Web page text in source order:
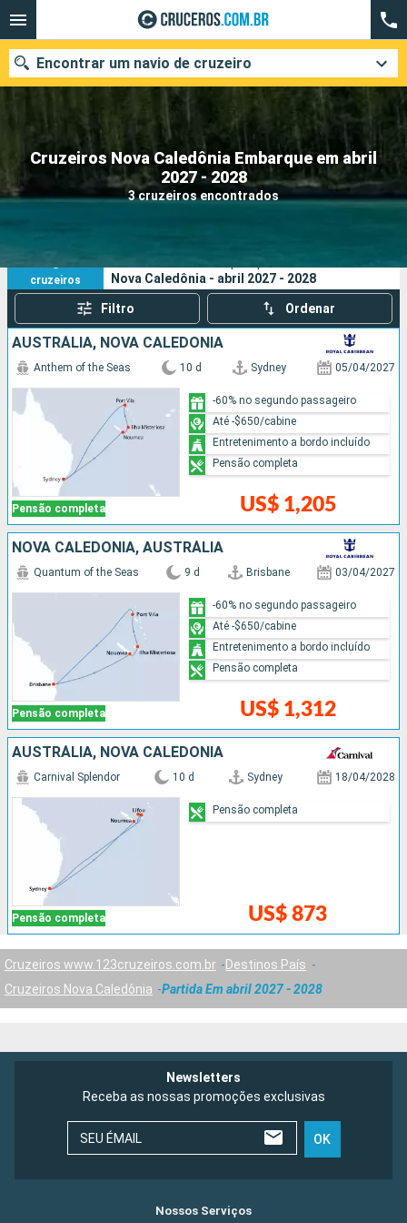
Cruzeiros Nova Caledônia Embarque em abril
2027 - 2028
3 cruzeiros encontrados
Encontrar um navio de cruzeiro
Quando ir?
Data de partida
Pesquisar
3
cruzeiros
Nova Caledônia - abril 2027 - 2028
Filtro Ordenar
AUSTRÁLIA, NOVA CALEDÔNIA
Pensão completa
Anthem of the Seas 10 d Sydney 05/04/2027
US$ 1,205
-60% no segundo passageiro
Até -$650/cabine
Entretenimento a bordo incluído
Pensão completa
NOVA CALEDÔNIA, AUSTRÁLIA
Pensão completa
Quantum of the Seas 9 d Brisbane 03/04/2027
US$ 1,312
-60% no segundo passageiro
Até -$650/cabine
Entretenimento a bordo incluído
Pensão completa
AUSTRÁLIA, NOVA CALEDÔNIA
Pensão completa
Carnival Splendor 10 d Sydney 18/04/2028
US$ 873
Pensão completa
Cruzeiros www.123cruzeiros.com.br
Destinos País
Cruzeiros Nova Caledônia
Partida Em abril 2027 - 2028
Newsletters
Receba as nossas promoções exclusivas
SEU ÉMAIL OK
Nossos Serviços